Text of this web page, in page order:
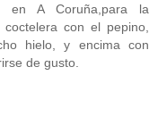
en A Coruña,para la
con el pepino,
hielo, y encima con
de gusto.